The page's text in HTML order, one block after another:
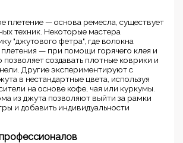
плетение — основа ремесла, существует
техник. Некоторые мастера
"джутового фетра", где волокна
— при помощи горячего клея и
позволяет создавать плотные коврики и
Другие экспериментируют с
в нестандартные цвета, используя
на основе кофе, чая или куркумы.
из джута позволяют выйти за рамки
и добавить индивидуальности